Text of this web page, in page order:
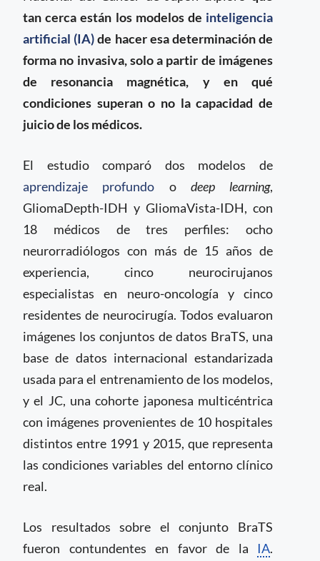
tan cerca están los modelos de inteligencia
artificial (IA)de hacer esa determinación de
forma no invasiva, solo a partir de imágenes
de resonancia magnética, y en qué
condiciones superan o no la capacidad de
juicio de los médicos.
El estudio comparó dos modelos de
aprendizaje profundo o deep learning,
GliomaDepth-IDH y GliomaVista-IDH, con
18 médicos de tres perfiles: ocho
neurorradiólogos con más de 15 años de
experiencia, cinco neurocirujanos
especialistas en neuro-oncología y cinco
residentes de neurocirugía. Todos evaluaron
imágenes los conjuntos de datos BraTS, una
base de datos internacional estandarizada
usada para el entrenamiento de los modelos,
y el JC, una cohorte japonesa multicéntrica
con imágenes provenientes de 10 hospitales
distintos entre 1991 y 2015, que representa
las condiciones variables del entorno clínico
real.
Los resultados sobre el conjunto BraTS
fueron contundentes en favor de la IA.